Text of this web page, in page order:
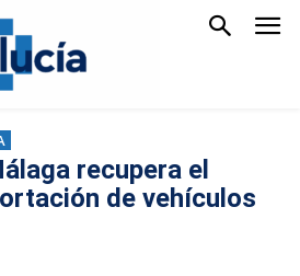
recupera el
de vehículos